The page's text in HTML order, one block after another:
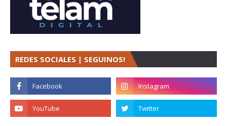
REDES SOCIALES | SEGUINOS!